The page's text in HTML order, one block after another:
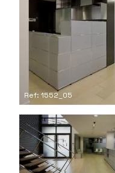
Ref: 1552_05